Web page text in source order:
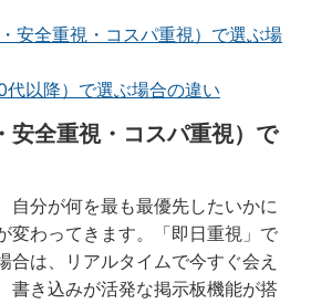
安全重視・コスパ重視）で選ぶ場
以降）で選ぶ場合の違い
安全重視・コスパ重視）で
自分が何を最も最優先したいかに
変わってきます。「即日重視」で
合は、リアルタイムで今すぐ会え
書き込みが活発な掲示板機能が搭